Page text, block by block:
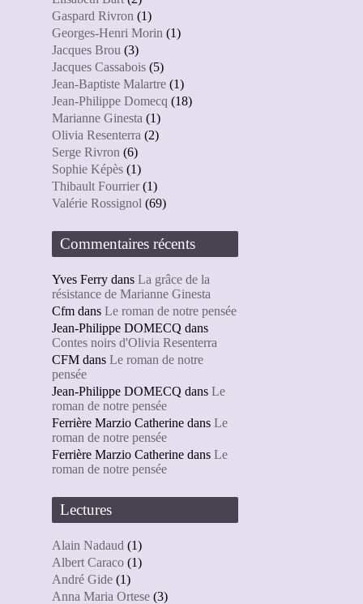
Gaspard Rivron (1)
Georges-Henri Morin (1)
Jacques Brou (3)
Jacques Cassabois (5)
Jean-Baptiste Malartre (1)
Jean-Philippe Domecq (18)
Marianne Ginesta (1)
Olivia Resenterra (2)
Serge Rivron (6)
Sophie Képès (1)
Thibault Fourrier(1)
Valérie Rossignol (69)
Commentaires récents
Yves Ferry dans La grâce de la
résistance de Marianne Ginesta
Cfm dans Le roman de notre pensée
Jean-Philippe DOMECQ dans
Contes noirs d'Olivia Resenterra
CFM dans Le roman de notre
pensée
Jean-Philippe DOMECQ dans Le
roman de notre pensée
Ferrière Marzio Catherine dans Le
roman de notre pensée
Ferrière Marzio Catherine dans Le
roman de notre pensée
Lectures
Alain Nadaud (1)
Albert Caraco (1)
André Gide (1)
Anna Maria Ortese (3)